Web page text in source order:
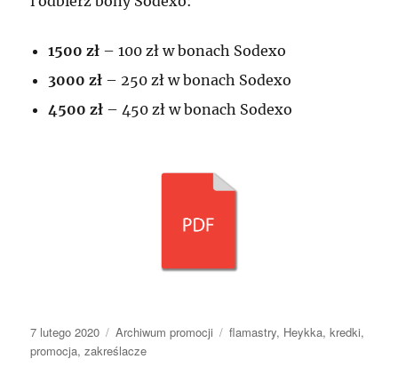
1500 zł – 100 zł w bonach Sodexo
3000 zł – 250 zł w bonach Sodexo
4500 zł – 450 zł w bonach Sodexo
Data
publikacji
7 lutego 2020 Kategorie
Archiwum promocji Tagi
flamastry, Heykka,kredki,
promocja,zakreślacze